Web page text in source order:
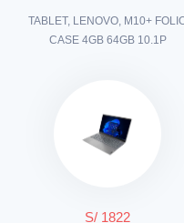
TABLET, LENOVO, M10+
CASE 4GB 64GB 10.1P
S/ 1822